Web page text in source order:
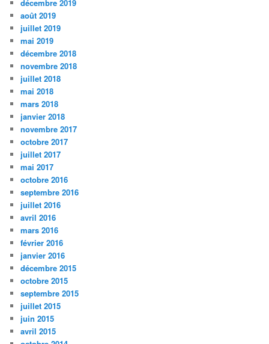
décembre 2019
août 2019
juillet 2019
mai 2019
décembre 2018
novembre 2018
juillet 2018
mai 2018
mars 2018
janvier 2018
novembre 2017
octobre 2017
juillet 2017
mai 2017
octobre 2016
septembre 2016
juillet 2016
avril 2016
mars 2016
février 2016
janvier 2016
décembre 2015
octobre 2015
septembre 2015
juillet 2015
juin 2015
avril 2015